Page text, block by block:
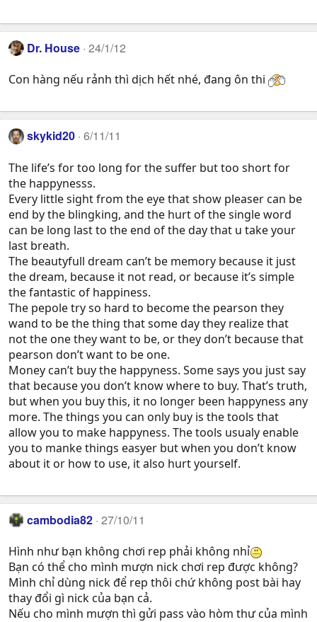
Dr. House 24/1/12
Con hàng nếu rảnh thì dịch hết nhé, đang ôn thi
skykid20 6/11/11
The life’s for too long for the suffer but too short for
the happynesss.
Every little sight from the eye that show pleaser can be
end by the blingking, and the hurt of the single word
can be long last to the end of the day that u take your
last breath.
The beautyfull dream can’t be memory because it just
the dream, because it not read, or because it’s simple
the fantastic of happiness.
The pepole try so hard to become the pearson they
wand to be the thing that some day they realize that
not the one they want to be, or they don’t because that
pearson don’t want to be one.
Money can’t buy the happyness. Some says you just say
that because you don’t know where to buy. That’s truth,
but when you buy this, it no longer been happyness any
more. The things you can only buy is the tools that
allow you to make happyness. The tools usualy enable
you to manke things easyer but when you don’t know
about it or how to use, it also hurt yourself.
cambodia82 27/10/11
Hình như bạn không chơi rep phải không nhỉ
Bạn có thể cho mình mượn nick chơi rep được không?
Mình chỉ dùng nick để rep thôi chứ không post bài hay
thay đổi gì nick của bạn cả.
Nếu cho mình mượn thì gửi pass vào hòm thư của mình